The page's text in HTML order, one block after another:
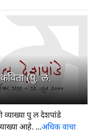
कविता (पु. ल.
व्याख्या पु ल देशपांडे
आहे. ...अधिक वाचा